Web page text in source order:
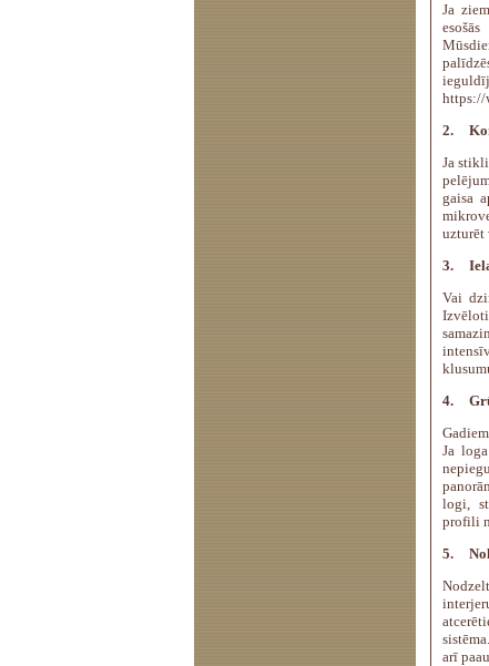
Ja
https://
2.
Ja
gaisa
uzturēt
3.
Vai
4.
Ja
logi,
profili
5.
arī